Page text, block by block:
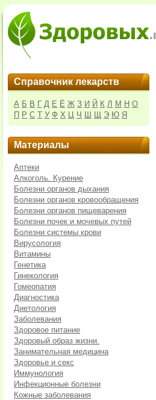
Справочник лекарств
А Б В Г Д Е Ё Ж З И Й К Л М Н О
П Р С Т У Ф Х Ц Ч Ш Щ Э Ю Я
Материалы
Аптеки
Алкоголь. Курение
Болезни органов дыхания
Болезни органов кровообращения
Болезни органов пищеварения
Болезни почек и мочевых путей
Болезни системы крови
Вирусология
Витамины
Генетика
Гинекология
Гомеопатия
Диагностика
Диетология
Заболевания
Здоровое питание
Здоровый образ жизни.
Занимательная медицина
Здоровье и секс
Иммунология
Инфекционные болезни
Кожные заболевания